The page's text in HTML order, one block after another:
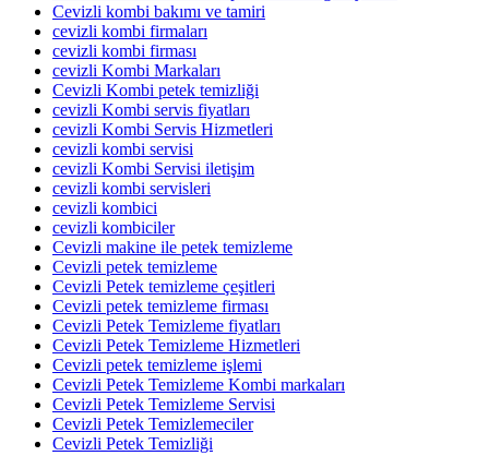
Cevizli kombi bakımı ve tamiri
cevizli kombi firmaları
cevizli kombi firması
cevizli Kombi Markaları
Cevizli Kombi petek temizliği
cevizli Kombi servis fiyatları
cevizli Kombi Servis Hizmetleri
cevizli kombi servisi
cevizli Kombi Servisi iletişim
cevizli kombi servisleri
cevizli kombici
cevizli kombiciler
Cevizli makine ile petek temizleme
Cevizli petek temizleme
Cevizli Petek temizleme çeşitleri
Cevizli petek temizleme firması
Cevizli Petek Temizleme fiyatları
Cevizli Petek Temizleme Hizmetleri
Cevizli petek temizleme işlemi
Cevizli Petek Temizleme Kombi markaları
Cevizli Petek Temizleme Servisi
Cevizli Petek Temizlemeciler
Cevizli Petek Temizliği